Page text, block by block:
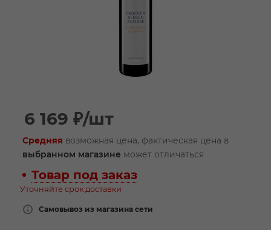
6 169 ₽/шт
Средняя возможная цена, фактическая цена в
выбранном магазине может отличаться
Товар под заказ
Уточняйте срок доставки
Самовывоз из магазина сети